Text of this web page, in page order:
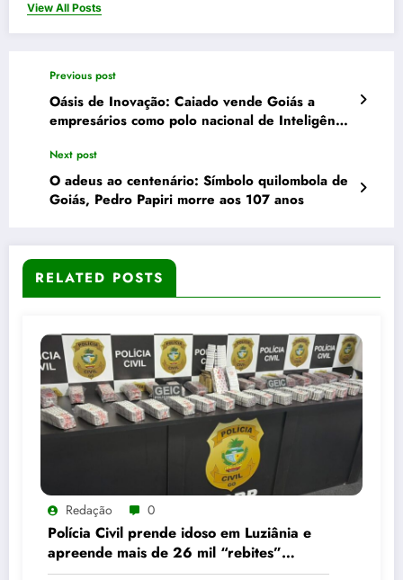
View All Posts
Previous post
Oásis de Inovação: Caiado vende Goiás a
empresários como polo nacional de Inteligência
Next post
O adeus ao centenário: Símbolo quilombola de
Goiás, Pedro Papiri morre aos 107 anos
RELATED POSTS
Redação 0
Polícia Civil prende idoso em Luziânia e
apreende mais de 26 mil “rebites”
destinados a caminhoneiros